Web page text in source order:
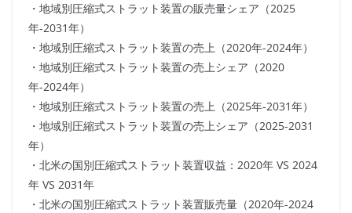
・地域別圧縮式ストラット装置の販売量シェア（2025
年-2031年）
・地域別圧縮式ストラット装置の売上（2020年-2024年）
・地域別圧縮式ストラット装置の売上シェア（2020
年-2024年）
・地域別圧縮式ストラット装置の売上（2025年-2031年）
・地域別圧縮式ストラット装置の売上シェア（2025-2031
年）
・北米の国別圧縮式ストラット装置収益：2020年 VS 2024
年 VS 2031年
・北米の国別圧縮式ストラット装置販売量（2020年-2024